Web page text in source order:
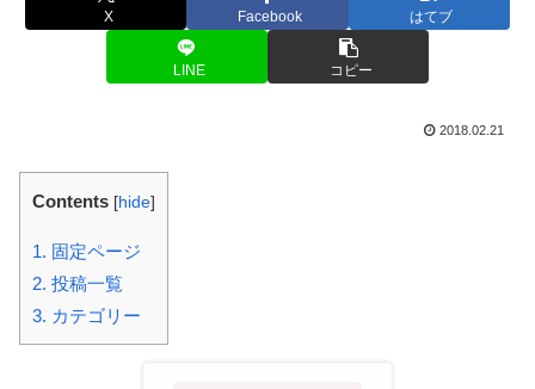
X Facebook はてブ
LINE コピー
2018.02.21
Contents [hide]
1. 固定ページ
2. 投稿一覧
3. カテゴリー